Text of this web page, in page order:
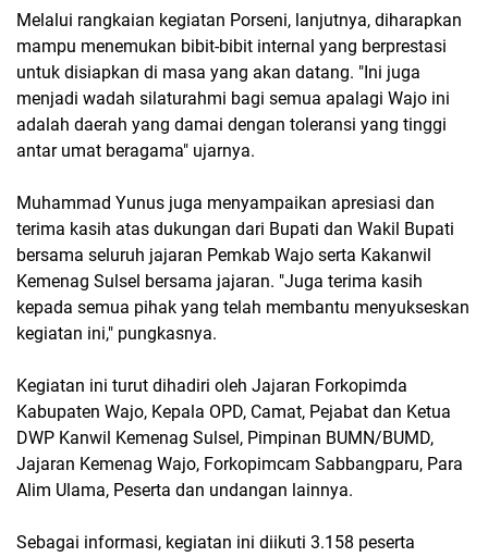
Melalui rangkaian kegiatan Porseni, lanjutnya, diharapkan
mampu menemukan bibit-bibit internal yang berprestasi
untuk disiapkan di masa yang akan datang. "Ini juga
menjadi wadah silaturahmi bagi semua apalagi Wajo ini
adalah daerah yang damai dengan toleransi yang tinggi
antar umat beragama" ujarnya.
Muhammad Yunus juga menyampaikan apresiasi dan
terima kasih atas dukungan dari Bupati dan Wakil Bupati
bersama seluruh jajaran Pemkab Wajo serta Kakanwil
Kemenag Sulsel bersama jajaran. "Juga terima kasih
kepada semua pihak yang telah membantu menyukseskan
kegiatan ini," pungkasnya.
Kegiatan ini turut dihadiri oleh Jajaran Forkopimda
Kabupaten Wajo, Kepala OPD, Camat, Pejabat dan Ketua
DWP Kanwil Kemenag Sulsel, Pimpinan BUMN/BUMD,
Jajaran Kemenag Wajo, Forkopimcam Sabbangparu, Para
Alim Ulama, Peserta dan undangan lainnya.
Sebagai informasi, kegiatan ini diikuti 3.158 peserta